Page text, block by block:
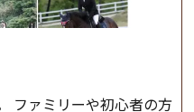
、駈歩の初歩をマスター
めた誘導練習を行いま
クラスまでに練習した
ファミリーや初心者の方